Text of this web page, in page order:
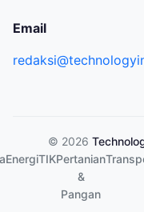
Email
© 2026
EnergiTIKPertanian
&
Pangan